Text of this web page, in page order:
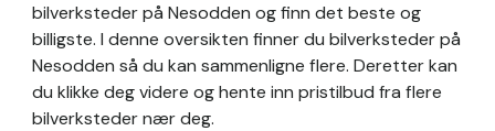
bilverksteder på Nesodden og finn det beste og
billigste. I denne oversikten finner du bilverksteder på
Nesodden så du kan sammenligne flere. Deretter kan
du klikke deg videre og hente inn pristilbud fra flere
bilverksteder nær deg.